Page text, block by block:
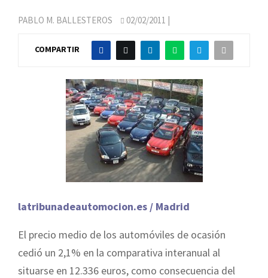
PABLO M. BALLESTEROS 02/02/2011 |
COMPARTIR
latribunadeautomocion.es / Madrid
El precio medio de los automóviles de ocasión
cedió un 2,1% en la comparativa interanual al
situarse en 12.336 euros, como consecuencia del